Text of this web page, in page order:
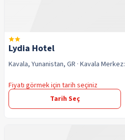
Lydia Hotel
Kavala, Yunanistan, GR · Kavala Merkez:
Fiyatı görmek için tarih seçiniz
Tarih Seç